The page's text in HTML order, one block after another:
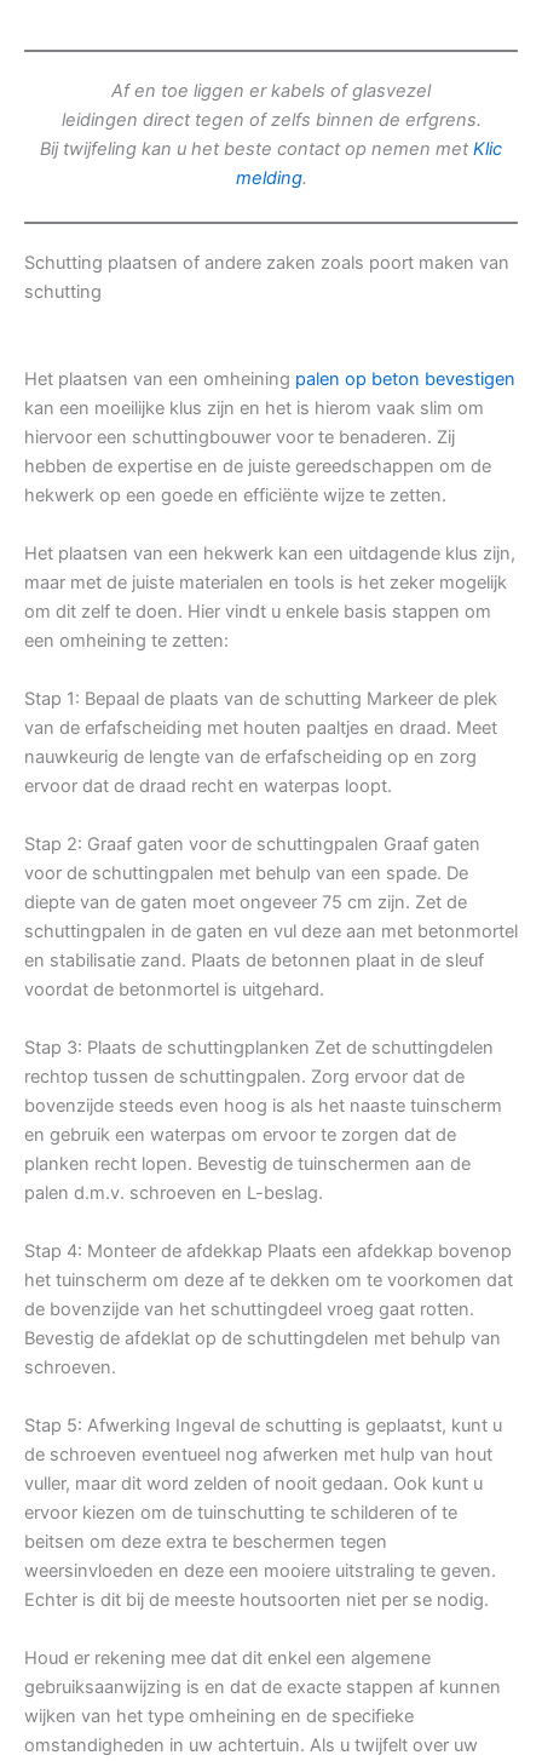
Af en toe liggen er kabels of glasvezel
leidingen direct tegen of zelfs binnen de erfgrens.
Bij twijfeling kan u het beste contact op nemen met Klic
melding.
Schutting plaatsen of andere zaken zoals poort maken van
schutting
Het plaatsen van een omheining palen op beton bevestigen
kan een moeilijke klus zijn en het is hierom vaak slim om
hiervoor een schuttingbouwer voor te benaderen. Zij
hebben de expertise en de juiste gereedschappen om de
hekwerk op een goede en efficiënte wijze te zetten.
Het plaatsen van een hekwerk kan een uitdagende klus zijn,
maar met de juiste materialen en tools is het zeker mogelijk
om dit zelf te doen. Hier vindt u enkele basis stappen om
een omheining te zetten:
Stap 1: Bepaal de plaats van de schutting Markeer de plek
van de erfafscheiding met houten paaltjes en draad. Meet
nauwkeurig de lengte van de erfafscheiding op en zorg
ervoor dat de draad recht en waterpas loopt.
Stap 2: Graaf gaten voor de schuttingpalen Graaf gaten
voor de schuttingpalen met behulp van een spade. De
diepte van de gaten moet ongeveer 75 cm zijn. Zet de
schuttingpalen in de gaten en vul deze aan met betonmortel
en stabilisatie zand. Plaats de betonnen plaat in de sleuf
voordat de betonmortel is uitgehard.
Stap 3: Plaats de schuttingplanken Zet de schuttingdelen
rechtop tussen de schuttingpalen. Zorg ervoor dat de
bovenzijde steeds even hoog is als het naaste tuinscherm
en gebruik een waterpas om ervoor te zorgen dat de
planken recht lopen. Bevestig de tuinschermen aan de
palen d.m.v. schroeven en L-beslag.
Stap 4: Monteer de afdekkap Plaats een afdekkap bovenop
het tuinscherm om deze af te dekken om te voorkomen dat
de bovenzijde van het schuttingdeel vroeg gaat rotten.
Bevestig de afdeklat op de schuttingdelen met behulp van
schroeven.
Stap 5: Afwerking Ingeval de schutting is geplaatst, kunt u
de schroeven eventueel nog afwerken met hulp van hout
vuller, maar dit word zelden of nooit gedaan. Ook kunt u
ervoor kiezen om de tuinschutting te schilderen of te
beitsen om deze extra te beschermen tegen
weersinvloeden en deze een mooiere uitstraling te geven.
Echter is dit bij de meeste houtsoorten niet per se nodig.
Houd er rekening mee dat dit enkel een algemene
gebruiksaanwijzing is en dat de exacte stappen af kunnen
wijken van het type omheining en de specifieke
omstandigheden in uw achtertuin. Als u twijfelt over uw